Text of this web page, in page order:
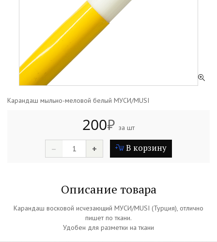
Карандаш мыльно-меловой белый МУСИ/MUSI
200₽ за шт
– + В корзину
Описание товара
Карандаш восковой исчезающий МУСИ/MUSI (Турция), отлично
пишет по ткани.
Удобен для разметки на ткани